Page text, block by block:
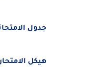
جدول
هيكل